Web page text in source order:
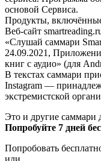
основой Сервиса.
Продукты,
Веб-сайт
«Слушай саммари
24.09.2021,
книг с аудио» (для
В текстах саммари
Instagram —
экстремистской
Это и другие саммари
Попробуйте 7 дней
Попробовать
или